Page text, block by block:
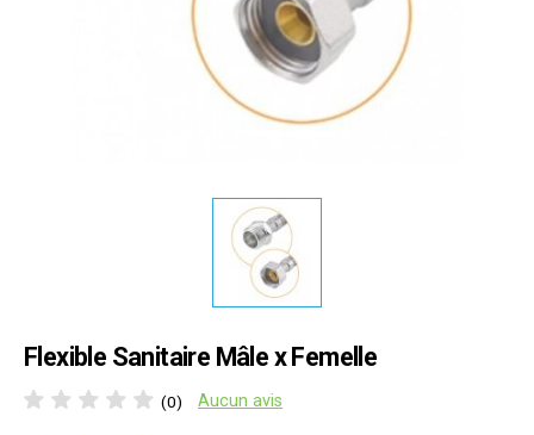
Flexible Sanitaire Mâle x Femelle
(0) Aucun avis